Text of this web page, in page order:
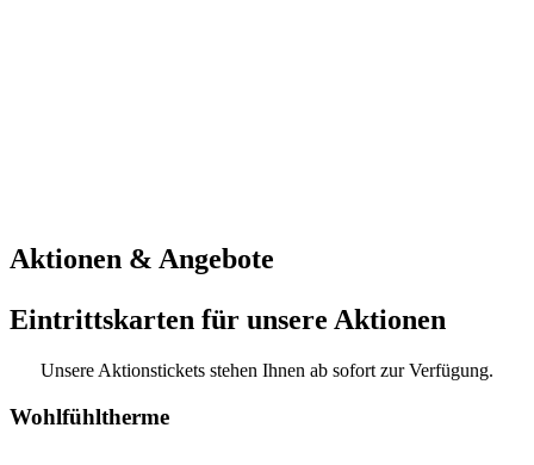
Aktionen & Angebote
Eintrittskarten für unsere Aktionen
Unsere Aktionstickets stehen Ihnen ab sofort zur Verfügung.
Wohlfühltherme